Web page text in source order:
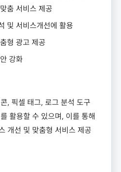
춤 서비스 제공
및 서비스개선에 활용
형 광고 제공
강화
, 픽셀 태그, 로그 분석 도구
활용할 수 있으며, 이를 통해
개선 및 맞춤형 서비스 제공